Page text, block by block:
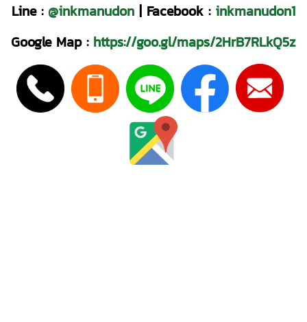
Line : @inkmanudon | Facebook : inkmanudon1
Google Map : https://goo.gl/maps/2HrB7RLkQ5z